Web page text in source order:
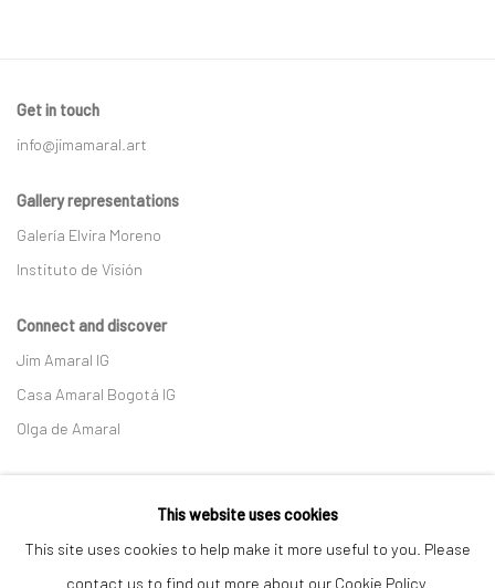
Get in touch
info@jimamaral.art
Gallery representations
Galería Elvira Moreno
Instituto de Visión
Connect and discover
Jim Amaral IG
Casa Amaral Bogotá IG
Olga de Amaral
This website uses cookies
This site uses cookies to help make it more useful to you. Please
contact us to find out more about our Cookie Policy.